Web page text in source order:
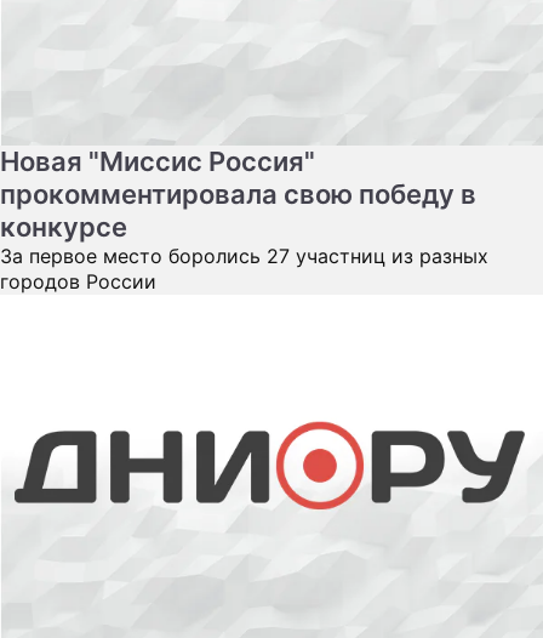
Новая "Миссис Россия"
прокомментировала свою победу в
конкурсе
За первое место боролись 27 участниц из разных
городов России